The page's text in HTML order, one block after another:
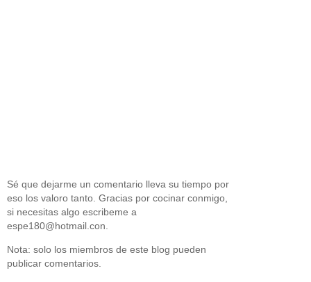
Sé que dejarme un comentario lleva su tiempo por
eso los valoro tanto. Gracias por cocinar conmigo,
si necesitas algo escribeme a
espe180@hotmail.con.
Nota: solo los miembros de este blog pueden
publicar comentarios.